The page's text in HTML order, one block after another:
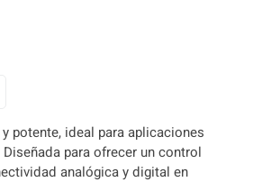
potente, ideal para aplicaciones
para ofrecer un control
analógica y digital en